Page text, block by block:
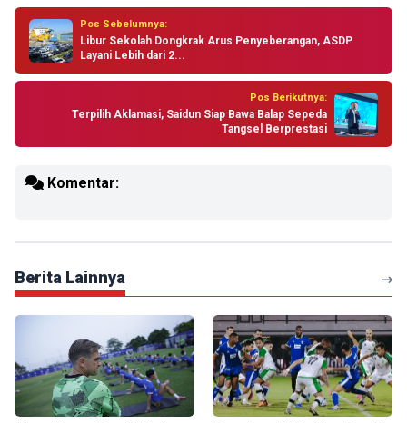
Pos Sebelumnya:
Libur Sekolah Dongkrak Arus Penyeberangan, ASDP
Layani Lebih dari 2...
Pos Berikutnya:
Terpilih Aklamasi, Saidun Siap Bawa Balap Sepeda
Tangsel Berprestasi
Komentar:
Berita Lainnya